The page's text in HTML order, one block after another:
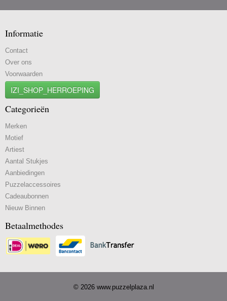
Informatie
Contact
Over ons
Voorwaarden
IZI_SHOP_HERROEPING
Categorieën
Merken
Motief
Artiest
Aantal Stukjes
Aanbiedingen
Puzzelaccessoires
Cadeaubonnen
Nieuw Binnen
Betaalmethodes
© 2026 www.puzzelplaza.nl